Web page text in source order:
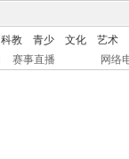
科教 青少 文化
艺术
赛事直播 网络